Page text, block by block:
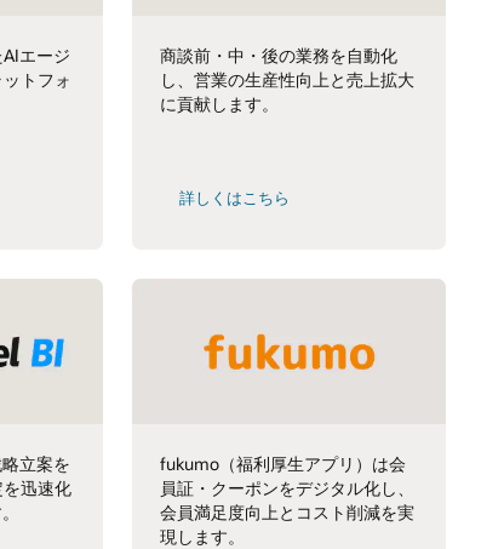
エージ
トフォ
商談前・中・後の業務を自動化
し、営業の生産性向上と売上拡大
に貢献します。
詳しくはこちら
立案を
迅速化
fukumo（福利厚生アプリ）は会
員証・クーポンをデジタル化し、
会員満足度向上とコスト削減を実
現します。